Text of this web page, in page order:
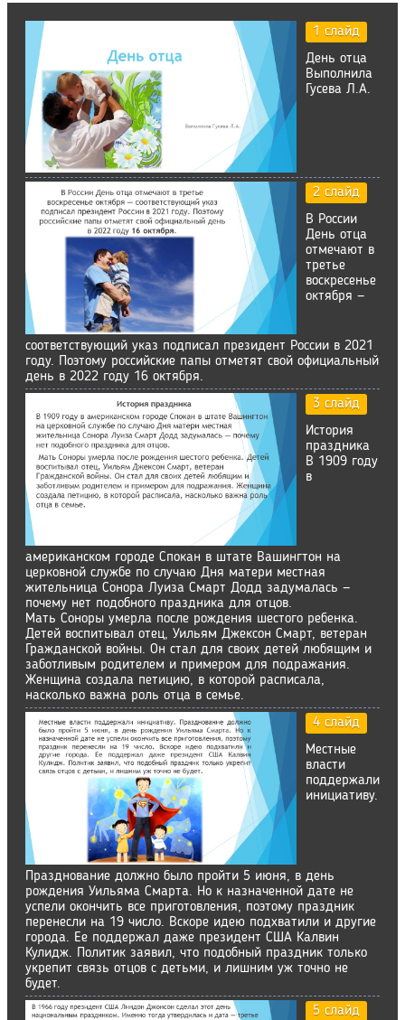
1 слайд
День отца
Выполнила
Гусева Л.А.
2 слайд
В России
День отца
отмечают в
третье
воскресенье
октября —
соответствующий указ подписал президент России в 2021
году. Поэтому российские папы отметят свой официальный
день в 2022 году 16 октября.
3 слайд
История
праздника
В 1909 году
в
американском городе Спокан в штате Вашингтон на
церковной службе по случаю Дня матери местная
жительница Сонора Луиза Смарт Додд задумалась —
почему нет подобного праздника для отцов.
Мать Соноры умерла после рождения шестого ребенка.
Детей воспитывал отец, Уильям Джексон Смарт, ветеран
Гражданской войны. Он стал для своих детей любящим и
заботливым родителем и примером для подражания.
Женщина создала петицию, в которой расписала,
насколько важна роль отца в семье.
4 слайд
Местные
власти
поддержали
инициативу.
Празднование должно было пройти 5 июня, в день
рождения Уильяма Смарта. Но к назначенной дате не
успели окончить все приготовления, поэтому праздник
перенесли на 19 число. Вскоре идею подхватили и другие
города. Ее поддержал даже президент США Калвин
Кулидж. Политик заявил, что подобный праздник только
укрепит связь отцов с детьми, и лишним уж точно не
будет.
5 слайд